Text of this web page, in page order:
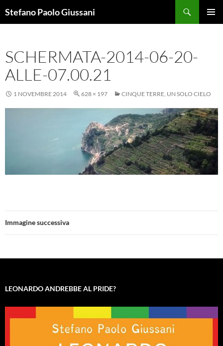
alStefano Paolo Giussani
SCHERMATA-2014-06-20-
ALLE-07.00.21
1 NOVEMBRE 2014 628 × 197 CINQUE TERRE, UN SOLO CIELO
Immagine successiva
LEONARDO ANDREBBE AL PRIDE?